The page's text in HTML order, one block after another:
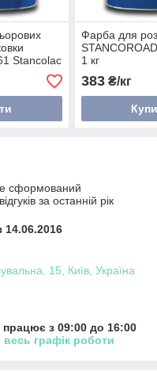
Stancolac
Фарба для
1 кг
383₴/кг
сформований
за останній рік
15, Київ, Україна
працює з 09:00 до 16:00
весь графік роботи